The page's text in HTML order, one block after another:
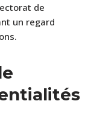
de
un regard